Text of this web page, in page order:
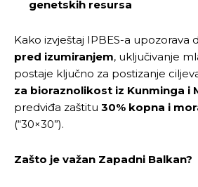
genetskih resursa
Kako izvještaj IPBES-a upozorava
pred izumiranjem, uključivanje
postaje ključno za postizanje
za bioraznolikost iz Kunminga i
predviđa zaštitu 30% kopna i
(“30×30”).
Zašto je važan Zapadni Balkan?